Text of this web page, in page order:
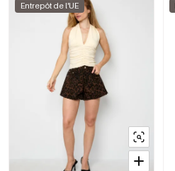
Entrepôt de l'UE